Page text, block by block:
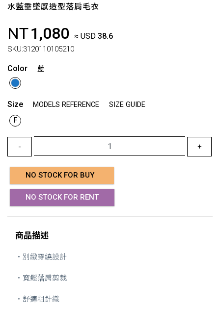
水藍垂墜感造型落肩毛衣
NT1,080 ≈ USD 38.6
SKU:3120110105210
Color 藍
Size MODELS REFERENCE
SIZE GUIDE
F
- +
NO STOCK FOR BUY
NO STOCK FOR RENT
商品描述
・別緻穿繞設計
・寬鬆落肩剪裁
・舒適粗針織